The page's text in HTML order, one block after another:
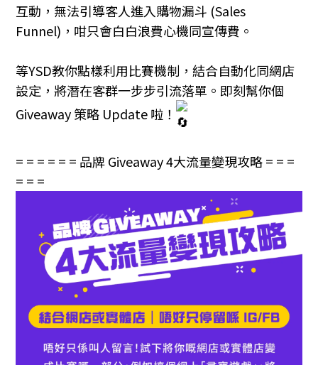
互動，無法引導客人進入購物漏斗 (Sales
Funnel)，咁只會白白浪費心機同宣傳費。
等YSD教你點樣利用比賽機制，結合自動化同網店
設定，將潛在客群一步步引流落單。即刻幫你個
Giveaway 策略 Update 啦！
= = = = = = 品牌 Giveaway 4大流量變現攻略 = = =
= = =